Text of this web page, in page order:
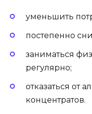
уменьшить
постепенно
заниматься
регулярно;
отказаться от
концентратов.